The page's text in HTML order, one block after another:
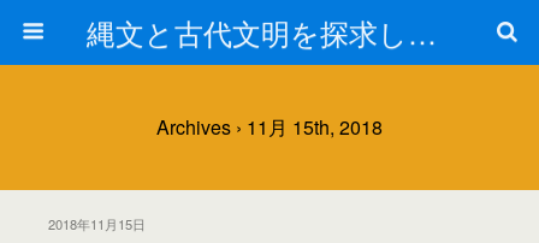
縄文と古代文明を探求しよう！
Archives › 11月 15th, 2018
2018年11月15日